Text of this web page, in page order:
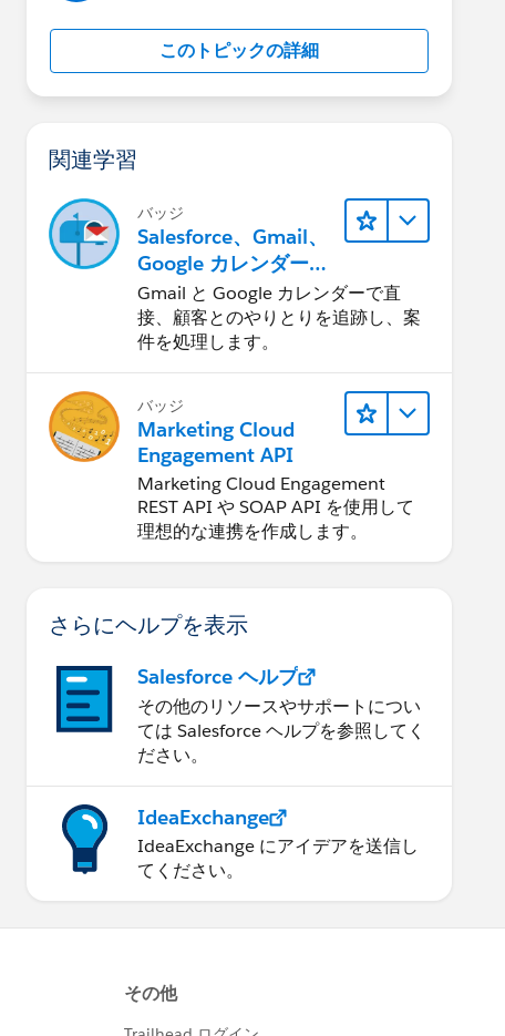
このトピックの詳細
関連学習
バッジ
Salesforce、Gmail、
Google カレンダーの
統合
Gmail と Google カレンダーで直
接、顧客とのやりとりを追跡し、案
件を処理します。
バッジ
Marketing Cloud
Engagement API
Marketing Cloud Engagement
REST API や SOAP API を使用して
理想的な連携を作成します。
さらにヘルプを表示
Salesforce ヘルプ
その他のリソースやサポートについ
ては Salesforce ヘルプを参照してく
ださい。
IdeaExchange
IdeaExchange にアイデアを送信し
てください。